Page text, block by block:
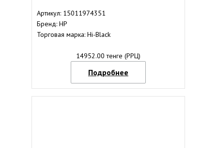
Артикул: 15011974351
Бренд: HP
Торговая марка: Hi-Black
14952.00 тенге (РРЦ)
Подробнее